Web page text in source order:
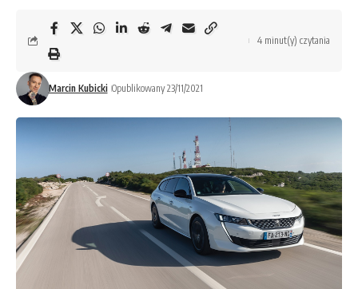
Marcin Kubicki Opublikowany 23/11/2021
4 minut(y) czytania